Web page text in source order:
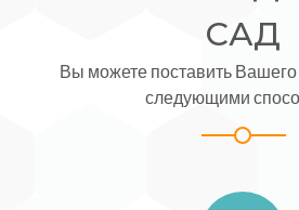
САД
Вы можете поставить Вашего
следующими